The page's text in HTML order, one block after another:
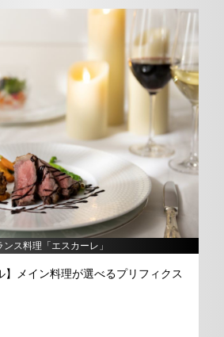
レ」
べるプリフィクス
【接待プラン